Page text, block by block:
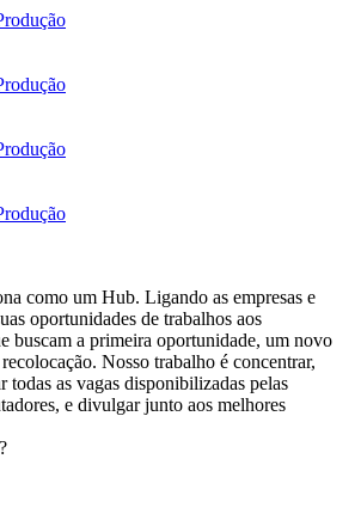
como um Hub. Ligando as empresas e
oportunidades de trabalhos aos
buscam a primeira oportunidade, um novo
Nosso trabalho é concentrar,
todas as vagas disponibilizadas pelas
e divulgar junto aos melhores